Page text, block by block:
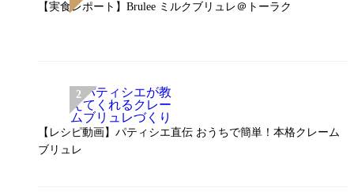
【実食レポート】Brulee ミルクブリュレ＠トーラク
【レシピ動画】パティシエ直伝 おうちで簡単！本格クレーム
ブリュレ